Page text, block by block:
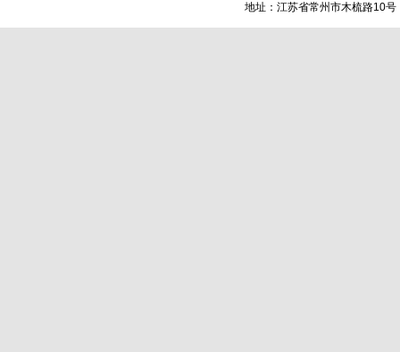
地址：江苏省常州市木梳路